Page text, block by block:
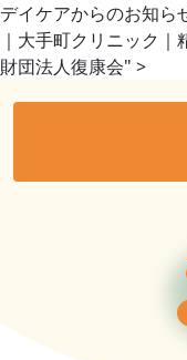
デイケアからのお知ら
｜大手町クリニック
財団法人復康会" >